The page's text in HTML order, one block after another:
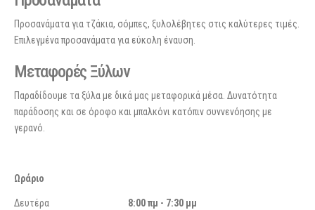
Προσανάματα για τζάκια, σόμπες, ξυλολέβητες στις καλύτερες τιμές.
Επιλεγμένα προσανάματα για εύκολη έναυση.
Μεταφορές Ξύλων
Παραδίδουμε τα ξύλα με δικά μας μεταφορικά μέσα. Δυνατότητα
παράδοσης και σε όροφο και μπαλκόνι κατόπιν συννενόησης με
γερανό.
Ωράριο
Δευτέρα 8:00 πμ - 7:30 μμ